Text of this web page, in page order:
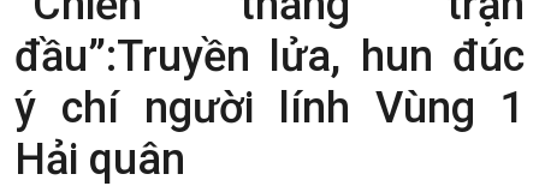
đầu”:Truyền lửa, hun đúc
ý chí người lính Vùng 1
Hải quân